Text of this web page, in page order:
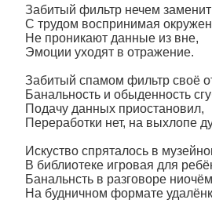
Забитый фильтр нечем
С трудом воспринимая
Не проникают данные из вне,
Эмоции уходят в отражение.
Забитый спамом фильтр своё
Банальность и обыденность
Подачу данных приостановил,
Переработки нет, на выхлопе
Искуство спряталось в
В библиотеке игровая для
Банальнсть в разговоре
На будничном формате